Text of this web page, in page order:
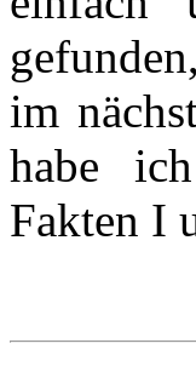
im
habe
Fakten I